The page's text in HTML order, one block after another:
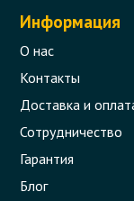
Информация
О нас
Контакты
Доставка и
Сотрудничество
Гарантия
Блог